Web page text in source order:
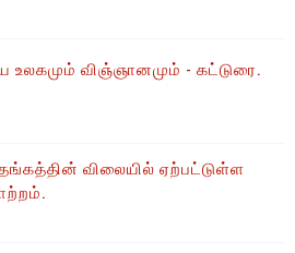
விஞ்ஞானமும் - கட்டுரை.
தங்கத்தின் விலையில் ஏற்பட்டுள்ள